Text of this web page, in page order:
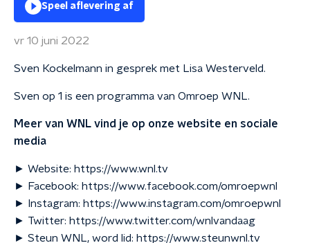
Speel aflevering af
vr 10 juni 2022
Sven Kockelmann in gesprek met Lisa Westerveld.
Sven op 1 is een programma van Omroep WNL.
Meer van WNL vind je op onze website en sociale
media
► Website: https://www.wnl.tv
► Facebook: https://www.facebook.com/omroepwnl
► Instagram: https://www.instagram.com/omroepwnl
► Twitter: https://www.twitter.com/wnlvandaag
► Steun WNL, word lid: https://www.steunwnl.tv